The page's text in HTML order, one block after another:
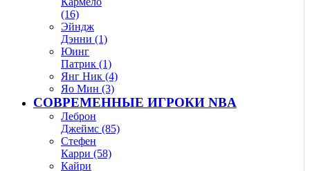
(16)
Эйндж
Дэнни (1)
Юинг
Патрик (1)
Янг Ник (4)
Яо Мин (3)
СОВРЕМЕННЫЕ ИГРОКИ NBA
Леброн
Джеймс (85)
Стефен
Карри (58)
Кайри